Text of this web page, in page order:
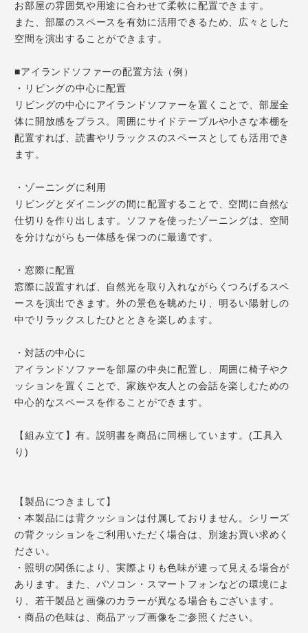
お部屋の雰囲気や用途に合わせて柔軟に配置できます。
また、部屋のスペースを有効に活用できるため、広々とした
空間を演出することができます。
■アイランドソファーの配置方法（例）
・リビングの中心に配置
リビングの中心にアイランドソファーを置くことで、部屋全
体に開放感をプラス。周囲にサイドテーブルや小さな本棚を
配置すれば、読書やリラックスのスペースとしても活用でき
ます。
・ゾーニングに利用
リビングとダイニングの間に配置することで、空間に自然な
仕切りを作り出します。ソファを使ったゾーニングは、空間
を分けながらも一体感を保つのに最適です。
・窓際に配置
窓際に設置すれば、自然光を取り入れながらくつろげるスペ
ースを演出できます。外の景色を眺めたり、明るい陽射しの
中でリラックスしたひとときを楽しめます。
・対話の中心に
アイランドソファーを部屋の中央に配置し、周囲に椅子やク
ッションを置くことで、家族や友人との会話を楽しむための
中心的なスペースを作ることができます。
【組み立て】有。説明書を商品に同梱しています。(工具入
り)
【製品につきまして】
・本製品には背クッションは付属しておりません。シリーズ
の背クッションをご利用いただく場合は、別途お買い求めく
ださい。
・照明の関係により、実際よりも色味が違って見える場合が
あります。また、パソコン・スマートフォンなどの環境によ
り、若干製品と画像のカラーが異なる場合もございます。
・商品の色味は、商品アップ画像をご参照ください。